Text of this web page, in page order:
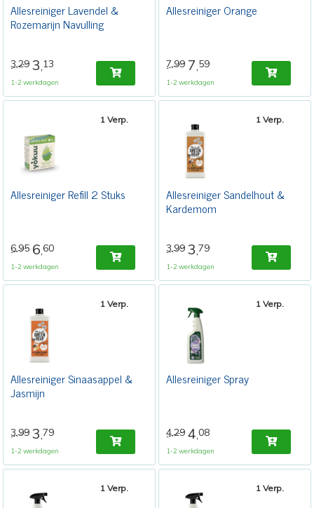
Allesreiniger Lavendel &
Rozemarijn Navulling
3,29 3,13
1-2 werkdagen
Allesreiniger Orange
7,99 7,59
1-2 werkdagen
1 Verp.
Allesreiniger Refill 2 Stuks
6,95 6,60
1-2 werkdagen
1 Verp.
Allesreiniger Sandelhout &
Kardemom
3,99 3,79
1-2 werkdagen
1 Verp.
Allesreiniger Sinaasappel &
Jasmijn
3,99 3,79
1-2 werkdagen
1 Verp.
Allesreiniger Spray
4,29 4,08
1-2 werkdagen
1 Verp. 1 Verp.